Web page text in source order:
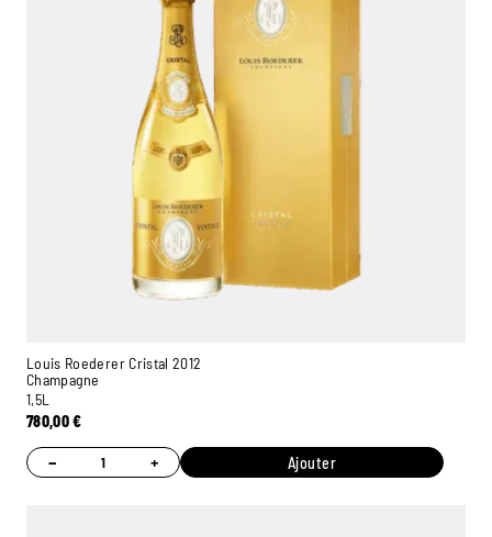
Louis Roederer Cristal 2012
Champagne
1,5L
780,00€
− + Ajouter